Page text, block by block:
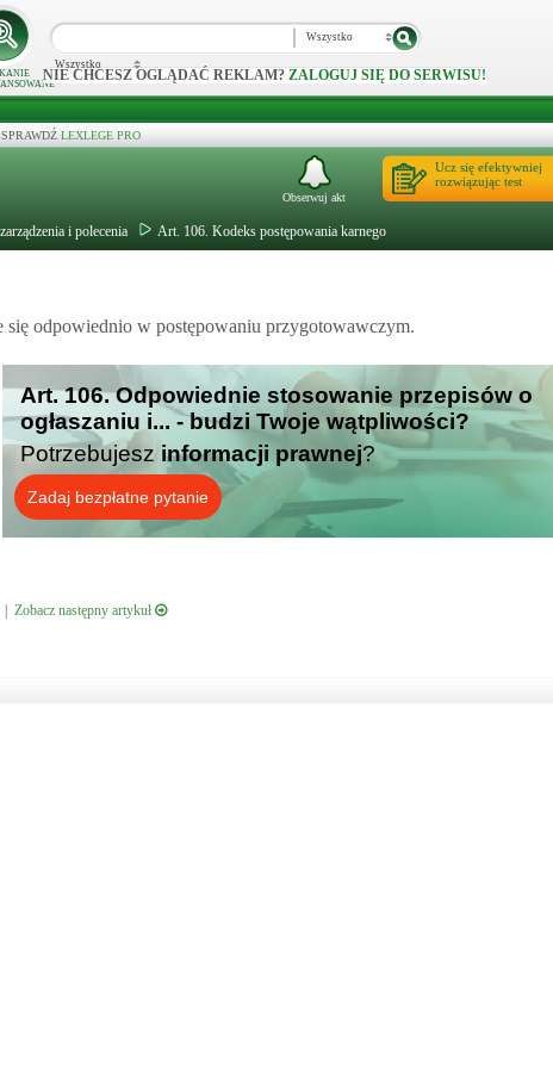
Wszystko
Wszystko
NIE CHCESZ OGLĄDAĆ REKLAM? ZALOGUJ SIĘ DO SERWISU!
SPRAWDŹ LEXLEGE PRO
i polecenia Art. 106. Kodeks postępowania karnego
Ucz się efektywniej
rozwiązując test
Obserwuj akt
się odpowiednio w postępowaniu przygotowawczym.
Art. 106. Odpowiednie stosowanie przepisów o
ogłaszaniu i... - budzi Twoje wątpliwości?
Potrzebujesz informacji prawnej?
Zadaj bezpłatne pytanie
Zobacz następny artykuł